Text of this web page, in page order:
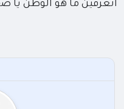
أتعرفين ما هو الوطن يا